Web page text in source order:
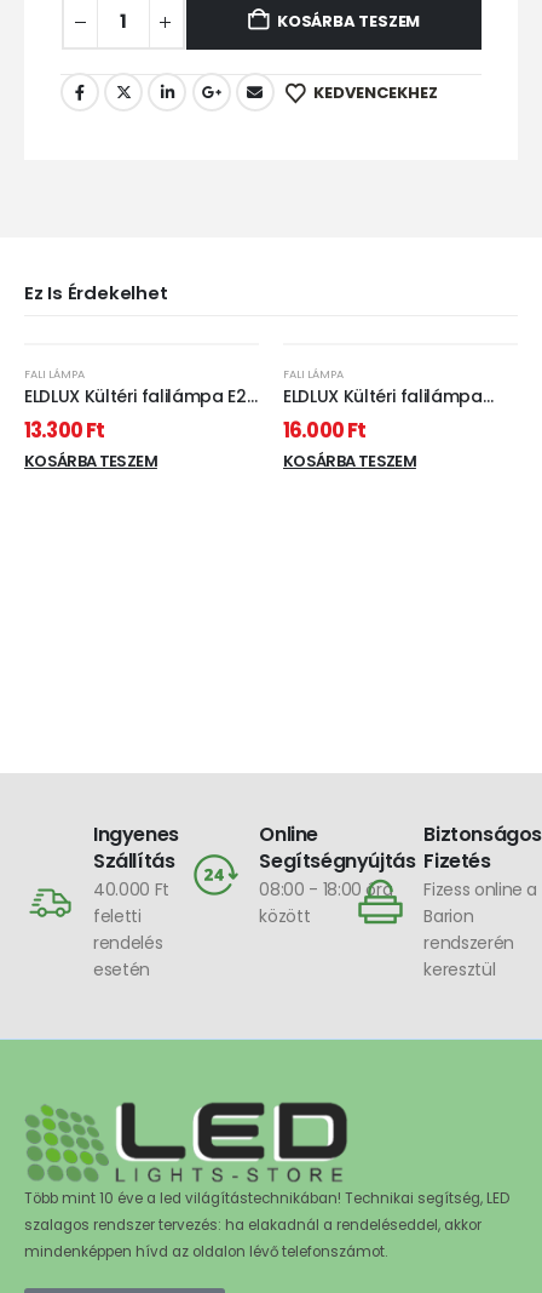
KOSÁRBA TESZEM
KEDVENCEKHEZ
Ez Is Érdekelhet
FALI LÁMPA
ELDLUX Kültéri falilámpa E27
IP54
13.300Ft
KOSÁRBA TESZEM
FALI LÁMPA
ELDLUX Kültéri falilámpa
mozgásérzékelővel E27
IP54
16.000Ft
KOSÁRBA TESZEM
Ingyenes
Szállítás
40.000 Ft
feletti
rendelés
esetén
Online
Segítségnyújtás
08:00 - 18:00 óra
között
Biztonságos
Fizetés
Fizess online a
Barion
rendszerén
keresztül
Több mint 10 éve a led világítástechnikában! Technikai segítség, LED
szalagos rendszer tervezés: ha elakadnál a rendeléseddel, akkor
mindenképpen hívd az oldalon lévő telefonszámot.